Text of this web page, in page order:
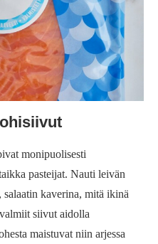
monipuolisesti
pasteijat. Nauti leivän
salaatin kaverina, mitä ikinä
siivut aidolla
maistuvat niin arjessa